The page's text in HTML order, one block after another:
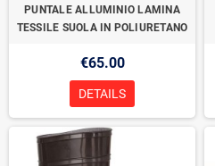
PUNTALE ALLUMINIO LAMINA
TESSILE SUOLA IN POLIURETANO
€65.00
DETAILS